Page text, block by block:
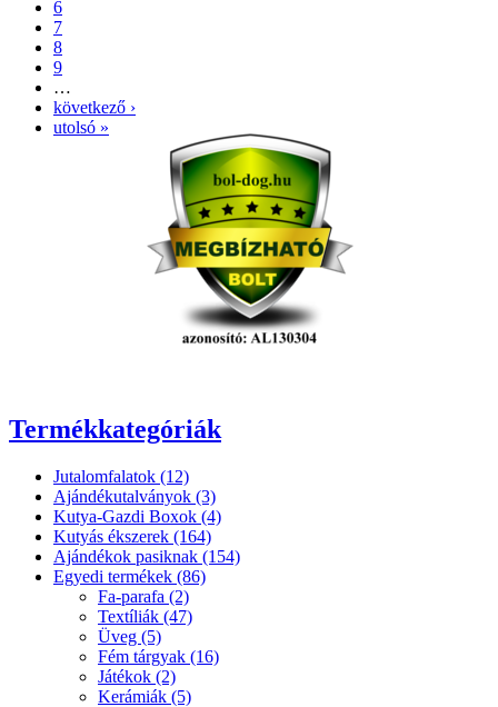
6
7
8
9
…
következő ›
utolsó »
Termékkategóriák
Jutalomfalatok (12)
Ajándékutalványok (3)
Kutya-Gazdi Boxok (4)
Kutyás ékszerek (164)
Ajándékok pasiknak (154)
Egyedi termékek (86)
Fa-parafa (2)
Textíliák (47)
Üveg (5)
Fém tárgyak (16)
Játékok (2)
Kerámiák (5)